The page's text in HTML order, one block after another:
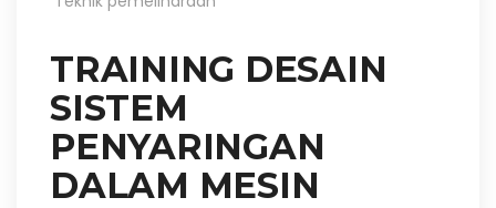
TRAINING DESAIN
SISTEM
PENYARINGAN
DALAM MESIN